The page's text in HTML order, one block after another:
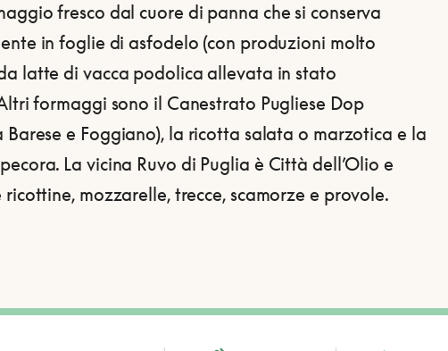
fresco dal cuore di panna che si conserva
in foglie di asfodelo (con produzioni molto
latte di vacca podolica allevata in stato
formaggi sono il Canestrato Pugliese Dop
e Foggiano), la ricotta salata o marzotica e la
La vicina Ruvo di Puglia è Città dell’Olio e
mozzarelle, trecce, scamorze e provole.